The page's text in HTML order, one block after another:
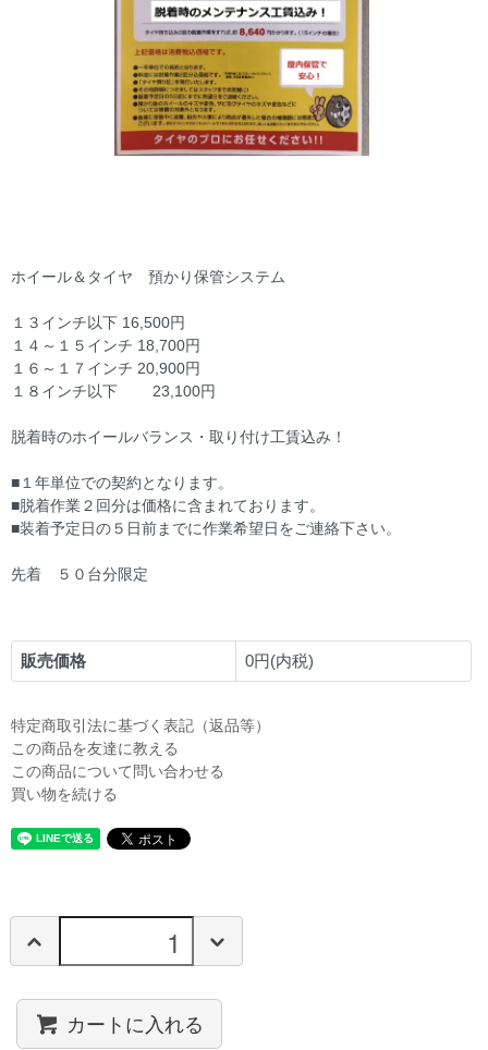
ホイール＆タイヤ 預かり保管システム
１３インチ以下 16,500円
１４～１５インチ 18,700円
１６～１７インチ 20,900円
１８インチ以下 23,100円
脱着時のホイールバランス・取り付け工賃込み！
■１年単位での契約となります。
■脱着作業２回分は価格に含まれております。
■装着予定日の５日前までに作業希望日をご連絡下さい。
先着 ５０台分限定
販売価格 0円(内税)
特定商取引法に基づく表記（返品等）
この商品を友達に教える
この商品について問い合わせる
買い物を続ける
カートに入れる